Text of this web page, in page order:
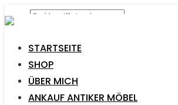
STARTSEITE
SHOP
ÜBER MICH
ANKAUF ANTIKER MÖBEL